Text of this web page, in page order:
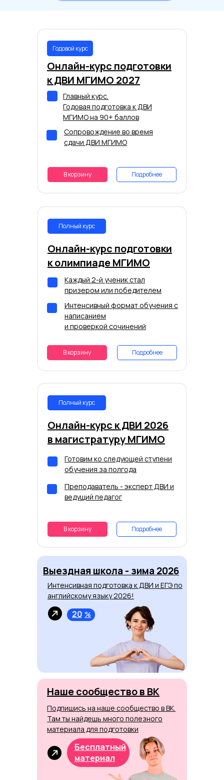
Подробнее
В корзину
Годовой курс
Выездная школа - зима 2026
Онлайн-курс подготовки
к ДВИ МГИМО 2027
Главный курс.
Годовая подготовка к ДВИ
МГИМО на 90+ баллов
Интенсивная подготовка к ДВИ и ЕГЭ по
английскому языку 2026!
Наше сообщество в ВК
Сопровождение во время
сдачи ДВИ МГИМО
Каждый 2-й ученик стал
призером или победителем
Онлайн-курс подготовки
к олимпиаде МГИМО
Полный курс
В корзину Подробнее
Подпишись на наше сообщество в ВК.
Там ты найдешь много полезного
материала для подготовки
Интенсивный формат обучения с
написанием
и проверкой сочинений
Преподаватель - эксперт ДВИ и
ведущий педагог
Подробнее
В корзину
Полный курс
Онлайн-курс к ДВИ 2026
в магистратуру МГИМО
Готовим ко следующей ступени
обучения за полгода
Бесплатный
материал
%
20